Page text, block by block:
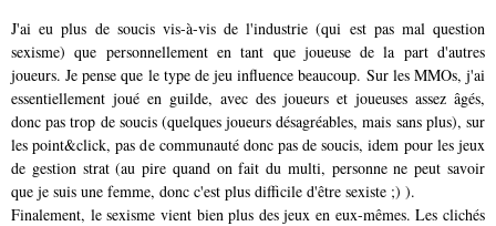
J'ai eu plus de soucis vis-à-vis de l'industrie (qui est pas mal question
sexisme) que personnellement en tant que joueuse de la part d'autres
joueurs. Je pense que le type de jeu influence beaucoup. Sur les MMOs, j'ai
essentiellement joué en guilde, avec des joueurs et joueuses assez âgés,
donc pas trop de soucis (quelques joueurs désagréables, mais sans plus), sur
les point&click, pas de communauté donc pas de soucis, idem pour les jeux
de gestion strat (au pire quand on fait du multi, personne ne peut savoir
que je suis une femme, donc c'est plus difficile d'être sexiste ;) ).
Finalement, le sexisme vient bien plus des jeux en eux-mêmes. Les clichés